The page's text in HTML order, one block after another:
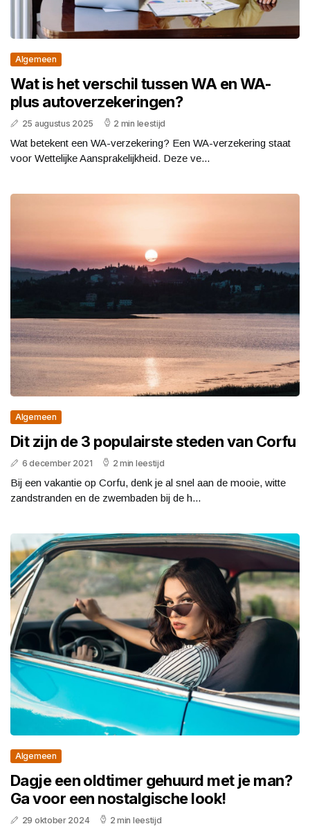
Algemeen
Wat is het verschil tussen WA en WA-
plus autoverzekeringen?
25 augustus 2025 2 min leestijd
Wat betekent een WA-verzekering? Een WA-verzekering staat
voor Wettelijke Aansprakelijkheid. Deze ve...
Algemeen
Dit zijn de 3 populairste steden van Corfu
6 december 2021 2 min leestijd
Bij een vakantie op Corfu, denk je al snel aan de mooie, witte
zandstranden en de zwembaden bij de h...
Algemeen
Dagje een oldtimer gehuurd met je man?
Ga voor een nostalgische look!
29 oktober 2024 2 min leestijd